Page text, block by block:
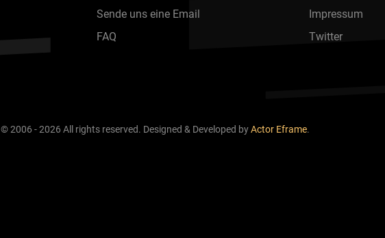
Sende uns eine Email
FAQ
Impressum
Twitter
© 2006 - 2026 All rights reserved. Designed & Developed byActor Eframe.